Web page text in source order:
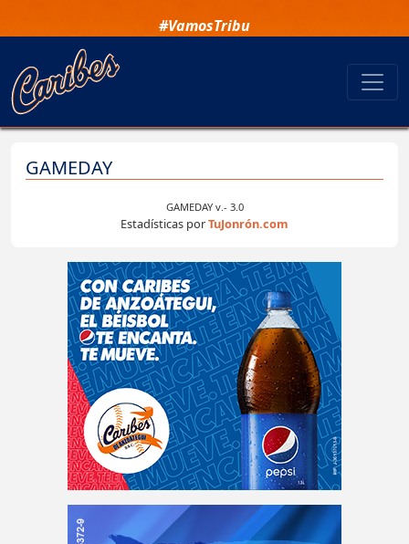
#VamosTribu
GAMEDAY
GAMEDAY v.- 3.0
Estadísticas porTuJonrón.com